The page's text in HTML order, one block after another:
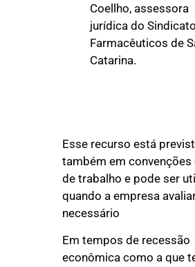
Coellho, assessora
jurídica do
Farmacêuticos de
Catarina.
Esse recurso está
também em convenções
de trabalho e pode ser
quando a empresa
necessário
Em tempos de recessão
econômica como a que